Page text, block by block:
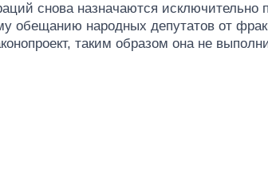
снова назначаются исключительно
обещанию народных депутатов от
таким образом она не